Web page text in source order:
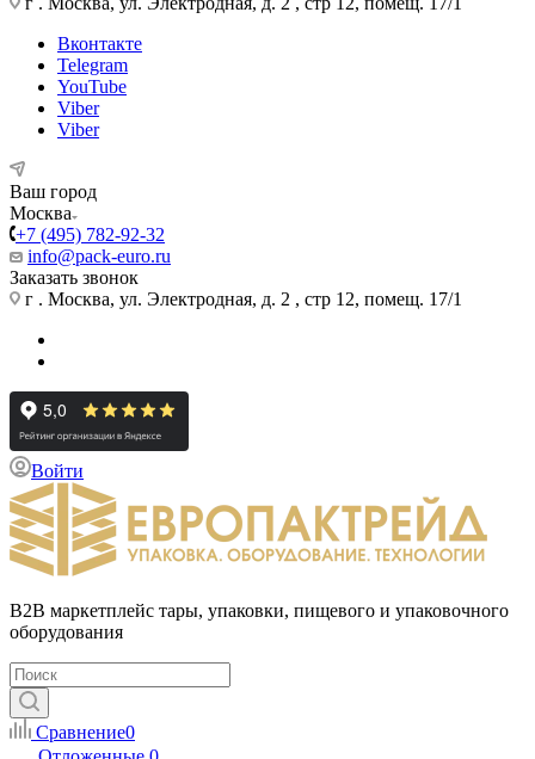
Вконтакте
Telegram
YouTube
Viber
Viber
Ваш город
Москва
+7 (495) 782-92-32
info@pack-euro.ru
Заказать звонок
г . Москва, ул. Электродная, д. 2 , стр 12, помещ. 17/1
Войти
B2B маркетплейс тары, упаковки, пищевого и упаковочного
оборудования
Сравнение0